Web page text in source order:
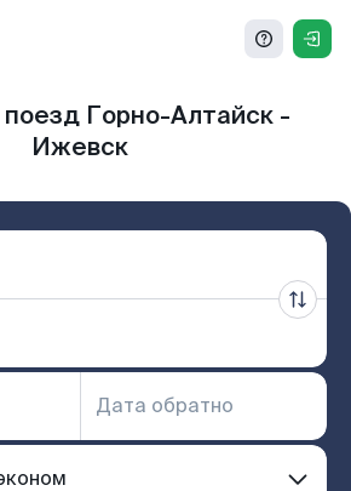
Горно-Алтайск -
Ижевск